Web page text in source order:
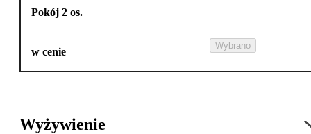
Pokój 2 os.
w cenie
Wybrano
Wyżywienie